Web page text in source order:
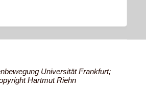
Universität Frankfurt;
Hartmut Riehn